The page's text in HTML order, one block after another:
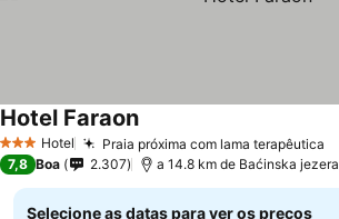
3 EstrelasHotel Praia próxima com lama terapêutica
Hotel Faraon
7,8 Boa 2.307 a 14.8 km de Baćinska jezera
Selecione as datas para ver os preços